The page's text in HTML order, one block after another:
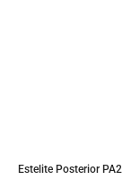
Estelite Posterior PA2